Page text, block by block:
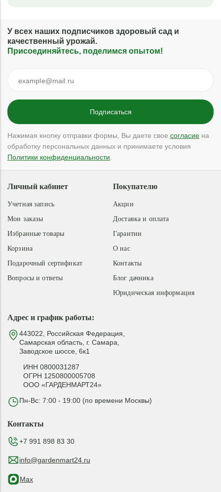
У всех наших подписчиков здоровый сад и
качественный урожай.
Присоединяйтесь, поделимся опытом!
Нажимая кнопку отправки формы, Вы даете свое согласие на
обработку персональных данных и принимаете условия
Политики конфиденциальности
Адрес и график работы:
443022, Российская Федерация,
Самарская область, г. Самара,
Заводское шоссе, 6к1
ИНН 0800031287
ОГРН 1250800005708
ООО «ГАРДЕНМАРТ24»
Пн-Вс: 7:00 - 19:00 (по времени Москвы)
Покупателю
Акции
Доставка и оплата
Гарантии
О нас
Контакты
Блог дачника
Юридическая информация
Личный кабинет
Учетная запись
Мои заказы
Избранные товары
Корзина
Подарочный сертификат
Вопросы и ответы
Контакты
+7 991 898 83 30
info@gardenmart24.ru
Max